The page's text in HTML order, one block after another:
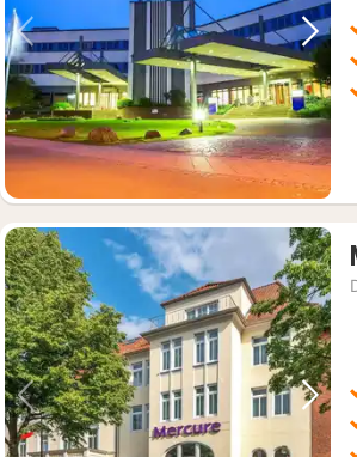
Vorheriges Bild
Vorheriges Bild